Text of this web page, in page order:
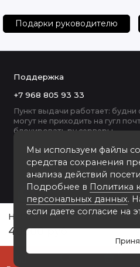
0
Набор из 4-х бокалов для виски ручная работа Охота на оленя 1200104
40000 руб
Подарки руководителю
Мы используем файлы
средства сохранения
анализа действий
Подробнее в Политика
персональных данных.
если даете согласие на
Поддержка
+7 968 805 93 33
Пункт выдачи работает: будни
могут не приходить на гугл
блокировать ру серверы